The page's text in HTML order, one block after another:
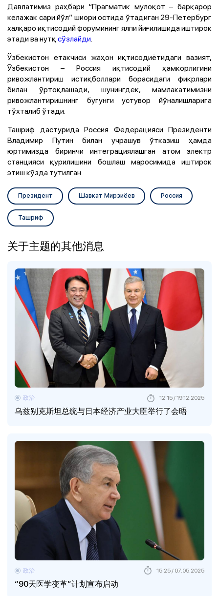
Давлатимиз раҳбари “Прагматик мулоқот – барқарор
келажак сари йўл” шиори остида ўтадиган 29-Петербург
халқаро иқтисодий форумининг ялпи йиғилишида иштирок
этади ва нутқсўзлайди.
Ўзбекистон етакчиси жаҳон иқтисодиётидаги вазият,
Ўзбекистон – Россия иқтисодий ҳамкорлигини
ривожлантириш истиқболлари борасидаги фикрлари
билан ўртоқлашади, шунингдек, мамлакатимизни
ривожлантиришнинг бугунги устувор йўналишларига
тўхталиб ўтади.
Ташриф дастурида Россия Федерацияси Президенти
Владимир Путин билан учрашув ўтказиш ҳамда
юртимизда биринчи интеграциялашган атом электр
станцияси қурилишини бошлаш маросимида иштирок
этиш кўзда тутилган.
Президент Шавкат Мирзиёев Россия
Ташриф
关于主题的其他消息
乌兹别克斯坦总统与日本经济产业大臣举行了会晤
政治 12:15 / 19.12.2025
“90天医学变革”计划宣布启动
政治 15:25 / 07.05.2025